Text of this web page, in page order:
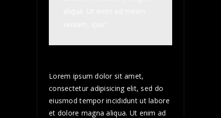
Lorem ipsum dolor sit amet,
consectetur adipisicing elit, sed do
eiusmod tempor incididunt ut labore
et dolore magna aliqua. Ut enim ad